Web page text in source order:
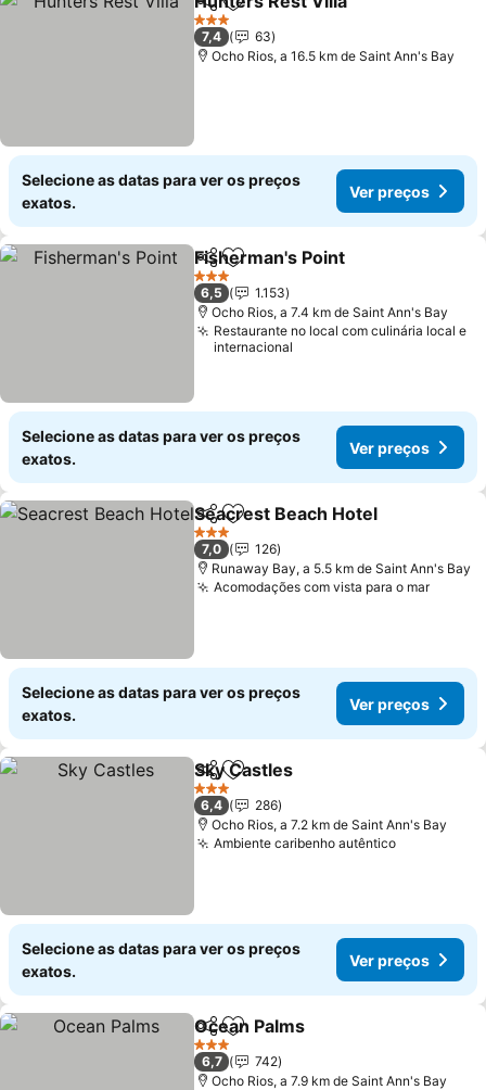
PartilharAdicionar aos favoritos
3 Estrelas
7,4
63
Ocho Rios, a 16.5 km de Saint Ann's Bay
Selecione as datas para ver os preços
exatos.
Ver preços
PartilharAdicionar aos favoritos
Fisherman's Point
3 Estrelas
6,5
1.153
Ocho Rios, a 7.4 km de Saint Ann's Bay
Restaurante no local com culinária local e
internacional
Selecione as datas para ver os preços
exatos.
Ver preços
PartilharAdicionar aos favoritos
Seacrest Beach Hotel
3 Estrelas
7,0
126
Runaway Bay, a 5.5 km de Saint Ann's Bay
Acomodações com vista para o mar
Selecione as datas para ver os preços
exatos.
Ver preços
PartilharAdicionar aos favoritos
Sky Castles
3 Estrelas
6,4
286
Ocho Rios, a 7.2 km de Saint Ann's Bay
Ambiente caribenho autêntico
Selecione as datas para ver os preços
exatos.
Ver preços
PartilharAdicionar aos favoritos
Ocean Palms
3 Estrelas
6,7
742
Ocho Rios, a 7.9 km de Saint Ann's Bay